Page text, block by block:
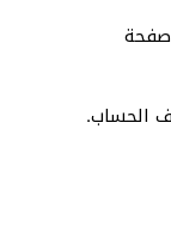
صفحة
الحساب.